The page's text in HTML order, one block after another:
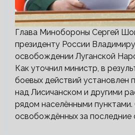
Глава Минобороны Сергей
президенту России
освобождении Луганской
Как уточнил министр, в
боевых действий установлен
над Лисичанском и другими
рядом населёнными
освобождённых за последние